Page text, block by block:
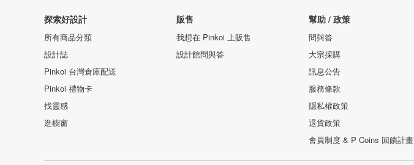
探索好設計
所有商品分類
設計誌
Pinkoi 台灣倉庫配送
Pinkoi 禮物卡
找靈感
逛櫥窗
販售
我想在 Pinkoi 上販售
設計館問與答
幫助 / 政策
問與答
大宗採購
訊息公告
服務條款
隱私權政策
退貨政策
會員制度 & P Coins 回饋計畫